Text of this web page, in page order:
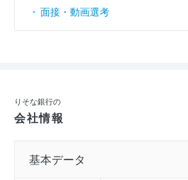
面接・動画選考
りそな銀行の
会社情報
基本データ